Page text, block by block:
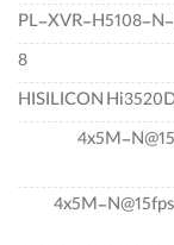
PL-XVR-H5108-
8
HISILICON
4x5M-
4x5M-